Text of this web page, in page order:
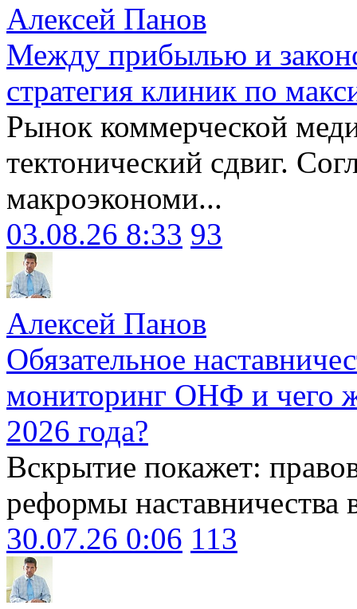
Алексей Панов
Между прибылью и
стратегия клиник по
Рынок коммерческой
тектонический сдвиг.
макроэкономи...
03.08.26 8:33 93
Алексей Панов
Обязательное
мониторинг ОНФ и чего
2026 года?
Вскрытие покажет:
реформы наставничества
30.07.26 0:06 113